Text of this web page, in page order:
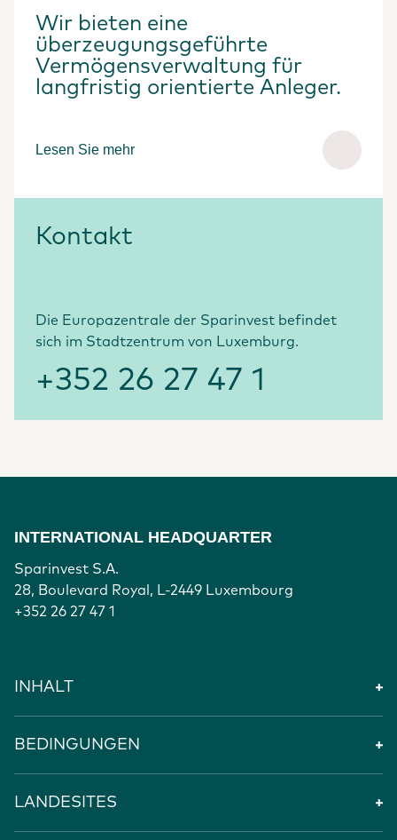
Wir bieten eine
überzeugungsgeführte
Vermögensverwaltung für
langfristig orientierte Anleger.
Lesen Sie mehr
Kontakt
Die Europazentrale der Sparinvest befindet
sich im Stadtzentrum von Luxemburg.
+352 26 27 47 1
INTERNATIONAL HEADQUARTER
Sparinvest S.A.
28, Boulevard Royal, L-2449 Luxembourg
+352 26 27 47 1
INHALT
BEDINGUNGEN
LANDESITES